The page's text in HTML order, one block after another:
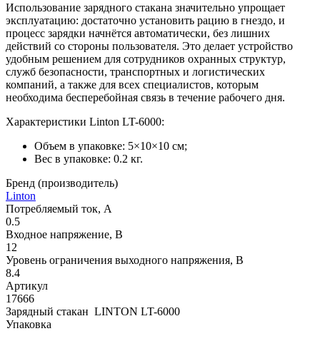
Использование зарядного стакана значительно упрощает
эксплуатацию: достаточно установить рацию в гнездо, и
процесс зарядки начнётся автоматически, без лишних
действий со стороны пользователя. Это делает устройство
удобным решением для сотрудников охранных структур,
служб безопасности, транспортных и логистических
компаний, а также для всех специалистов, которым
необходима бесперебойная связь в течение рабочего дня.
Характеристики Linton LT-6000:
Объем в упаковке: 5×10×10 см;
Вес в упаковке: 0.2 кг.
Бренд (производитель)
Linton
Потребляемый ток, А
0.5
Входное напряжение, В
12
Уровень ограничения выходного напряжения, В
8.4
Артикул
17666
Зарядный стакан LINTON LT-6000
Упаковка